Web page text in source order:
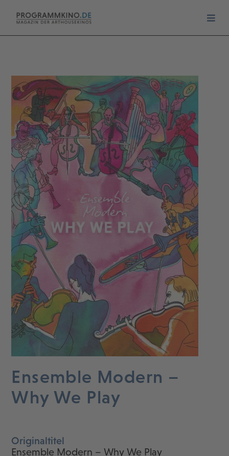
Ensemble Modern –
Why We Play
Originaltitel
Ensemble Modern – Why We Play